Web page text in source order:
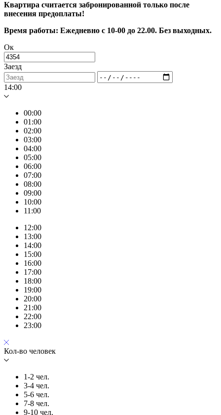
Квартира считается забронированной только после
внесения предоплаты!
Время работы: Ежедневно с 10-00 до 22.00. Без выходных.
Ок
Заезд
14:00
00:00
01:00
02:00
03:00
04:00
05:00
06:00
07:00
08:00
09:00
10:00
11:00
12:00
13:00
14:00
15:00
16:00
17:00
18:00
19:00
20:00
21:00
22:00
23:00
Кол-во человек
1-2 чел.
3-4 чел.
5-6 чел.
7-8 чел.
9-10 чел.